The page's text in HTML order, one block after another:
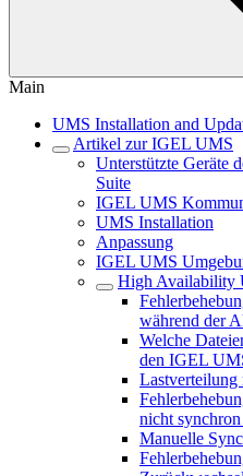
Main
UMS Installation and
Artikel zur IGEL UMS
Unterstützte Geräte
Suite
IGEL UMS
UMS Installation
Anpassung
IGEL UMS
High Availability
während der
Welche
den IGEL
Lastverteilung
nicht
Manuelle